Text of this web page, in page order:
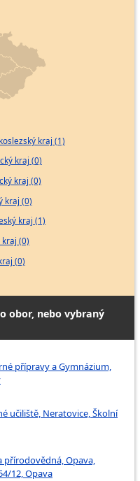
kraj (1)
kraj (0)
kraj (0)
kraj (0)
kraj (1)
kraj (0)
(0)
obor, nebo vybraný
přípravy a Gymnázium,
učiliště, Neratovice, Školní
přírodovědná, Opava,
12, Opava